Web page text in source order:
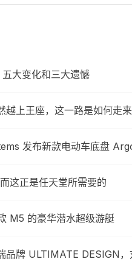
大变化和三大遗憾
越上王座，这一路是如何走来
发布新款电动车底盘
这正是任天堂所需要的
M5 的豪华潜水超级游艇
品牌 ULTIMATE DESIGN